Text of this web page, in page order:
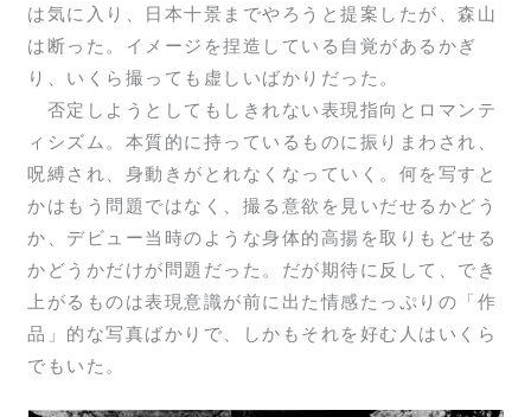
は気に入り、日本十景までやろうと提案したが、森山
は断った。イメージを捏造している自覚があるかぎ
り、いくら撮っても虚しいばかりだった。
否定しようとしてもしきれない表現指向とロマンテ
ィシズム。本質的に持っているものに振りまわされ、
呪縛され、身動きがとれなくなっていく。何を写すと
かはもう問題ではなく、撮る意欲を見いだせるかどう
か、デビュー当時のような身体的高揚を取りもどせる
かどうかだけが問題だった。だが期待に反して、でき
上がるものは表現意識が前に出た情感たっぷりの「作
品」的な写真ばかりで、しかもそれを好む人はいくら
でもいた。